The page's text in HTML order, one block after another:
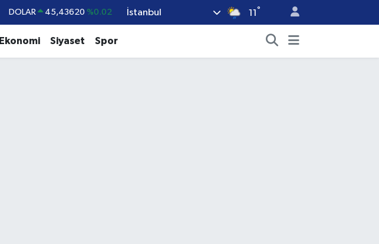
DOLAR 45,43620 %0.02 İstanbul 11 °
Ekonomi Siyaset Spor